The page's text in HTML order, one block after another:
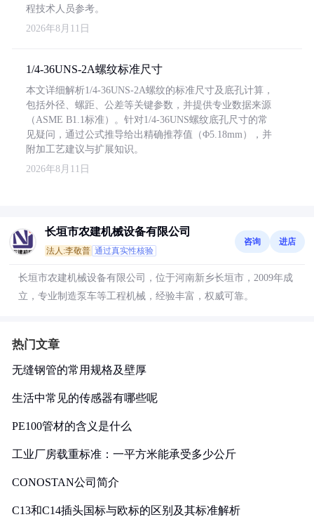
程技术人员参考。
2026年8月11日
1/4-36UNS-2A螺纹标准尺寸
本文详细解析1/4-36UNS-2A螺纹的标准尺寸及底孔计算，
包括外径、螺距、公差等关键参数，并提供专业数据来源
（ASME B1.1标准）。针对1/4-36UNS螺纹底孔尺寸的常
见疑问，通过公式推导给出精确推荐值（Φ5.18mm），并
附加工艺建议与扩展知识。
2026年8月11日
长垣市农建机械设备有限公司
法人:李敬普 通过真实性核验
咨询 进店
长垣市农建机械设备有限公司，位于河南新乡长垣市，2009年成
立，专业制造泵车等工程机械，经验丰富，权威可靠。
热门文章
无缝钢管的常用规格及壁厚
生活中常见的传感器有哪些呢
PE100管材的含义是什么
工业厂房载重标准：一平方米能承受多少公斤
CONOSTAN公司简介
C13和C14插头国标与欧标的区别及其标准解析